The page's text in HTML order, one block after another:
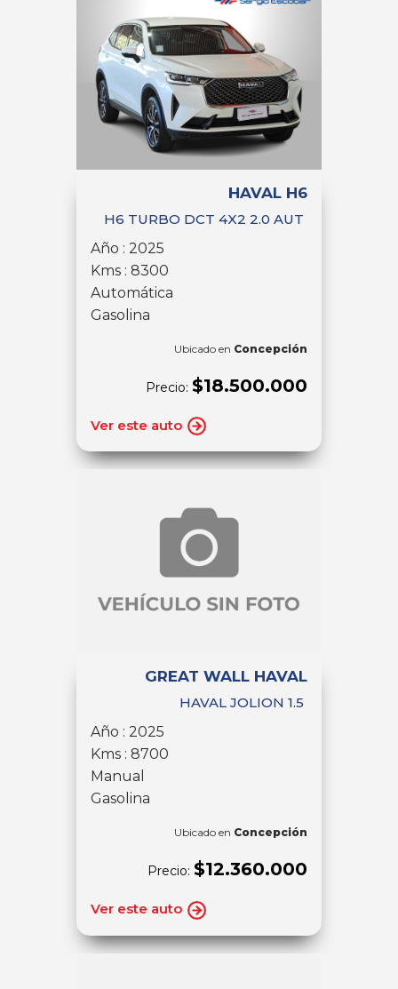
HAVAL H6
H6 TURBO DCT 4X2 2.0 AUT
Año : 2025
Kms : 8300
Automática
Gasolina
Ubicado en Concepción
Precio: $18.500.000
Ver este auto
GREAT WALL HAVAL
HAVAL JOLION 1.5
Año : 2025
Kms : 8700
Manual
Gasolina
Ubicado en Concepción
Precio: $12.360.000
Ver este auto